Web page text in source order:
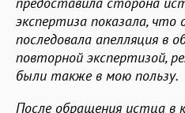
экспертиза показала,
последовала апелляция в
повторной экспертизой,
были также в мою пользу.
После обращения истца в